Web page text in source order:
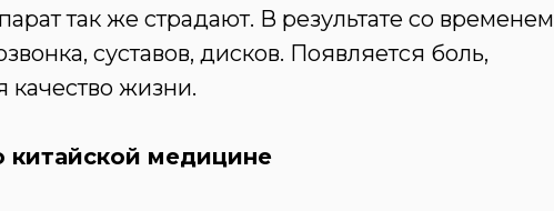
так же страдают. В результате со временем
суставов, дисков. Появляется боль,
качество жизни.
китайской медицине